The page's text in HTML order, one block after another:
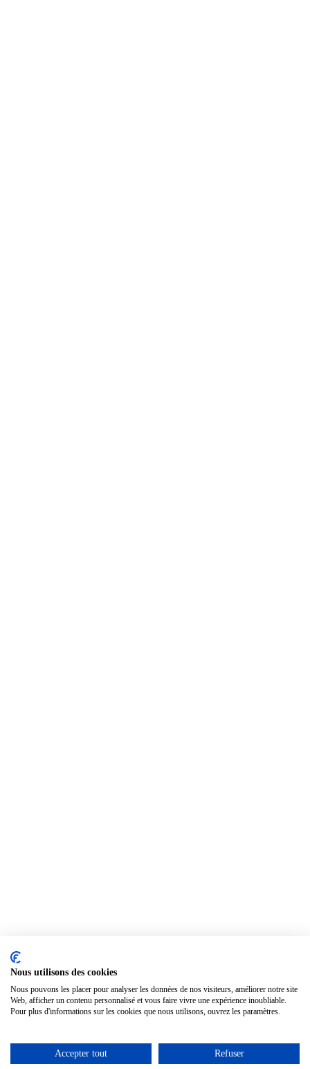
Nous utilisons des cookies
Nous pouvons les placer pour analyser les données de nos visiteurs, améliorer notre site
Web, afficher un contenu personnalisé et vous faire vivre une expérience inoubliable.
Pour plus d'informations sur les cookies que nous utilisons, ouvrez les paramètres.
Accepter tout Refuser